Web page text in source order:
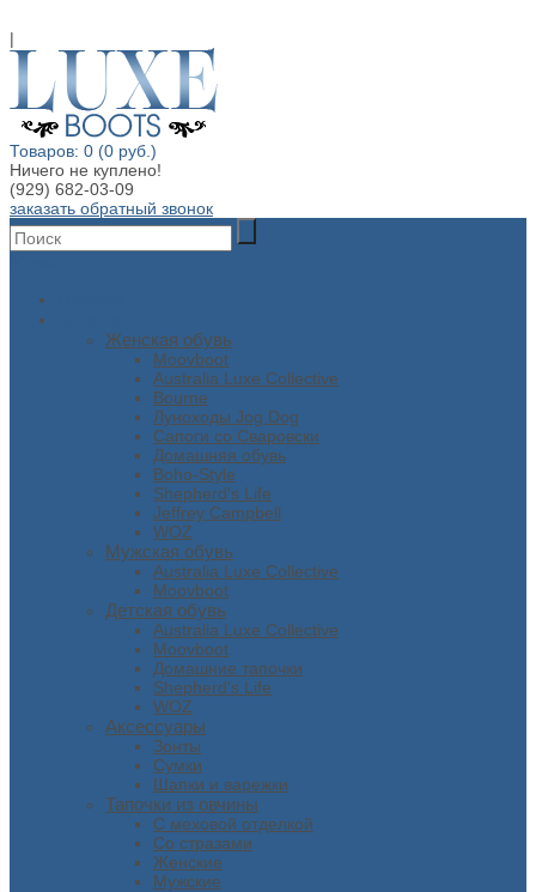
|
Товаров: 0 (0 руб.)
Ничего не куплено!
(929) 682-03-09
заказать обратный звонок
Женская обувь
Moovboot
Australia Luxe Collective
Bourne
Луноходы Jog Dog
Сапоги со Сваровски
Домашняя обувь
Boho-Style
Shepherd's Life
Jeffrey Campbell
WOZ
Мужская обувь
Australia Luxe Collective
Moovboot
Детская обувь
Australia Luxe Collective
Moovboot
Домашние тапочки
Shepherd's Life
WOZ
Аксессуары
Зонты
Сумки
Шапки и варежки
Тапочки из овчины
С меховой отделкой
Со стразами
Женские
Мужские